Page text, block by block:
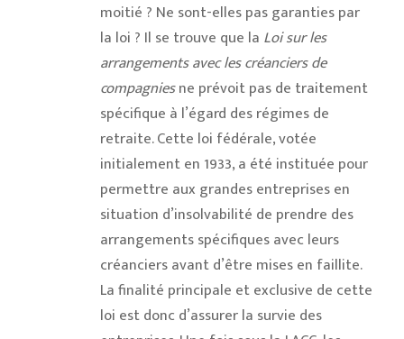
moitié ? Ne sont-elles pas garanties par
la loi ? Il se trouve que la Loi sur les
arrangements avec les créanciers de
compagniesne prévoit pas de traitement
spécifique à l’égard des régimes de
retraite. Cette loi fédérale, votée
initialement en 1933, a été instituée pour
permettre aux grandes entreprises en
situation d’insolvabilité de prendre des
arrangements spécifiques avec leurs
créanciers avant d’être mises en faillite.
La finalité principale et exclusive de cette
loi est donc d’assurer la survie des